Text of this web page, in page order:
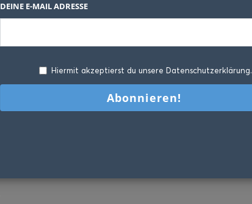
DEINE E-MAIL ADRESSE
Hiermit akzeptierst du unsere Datenschutzerklärung.